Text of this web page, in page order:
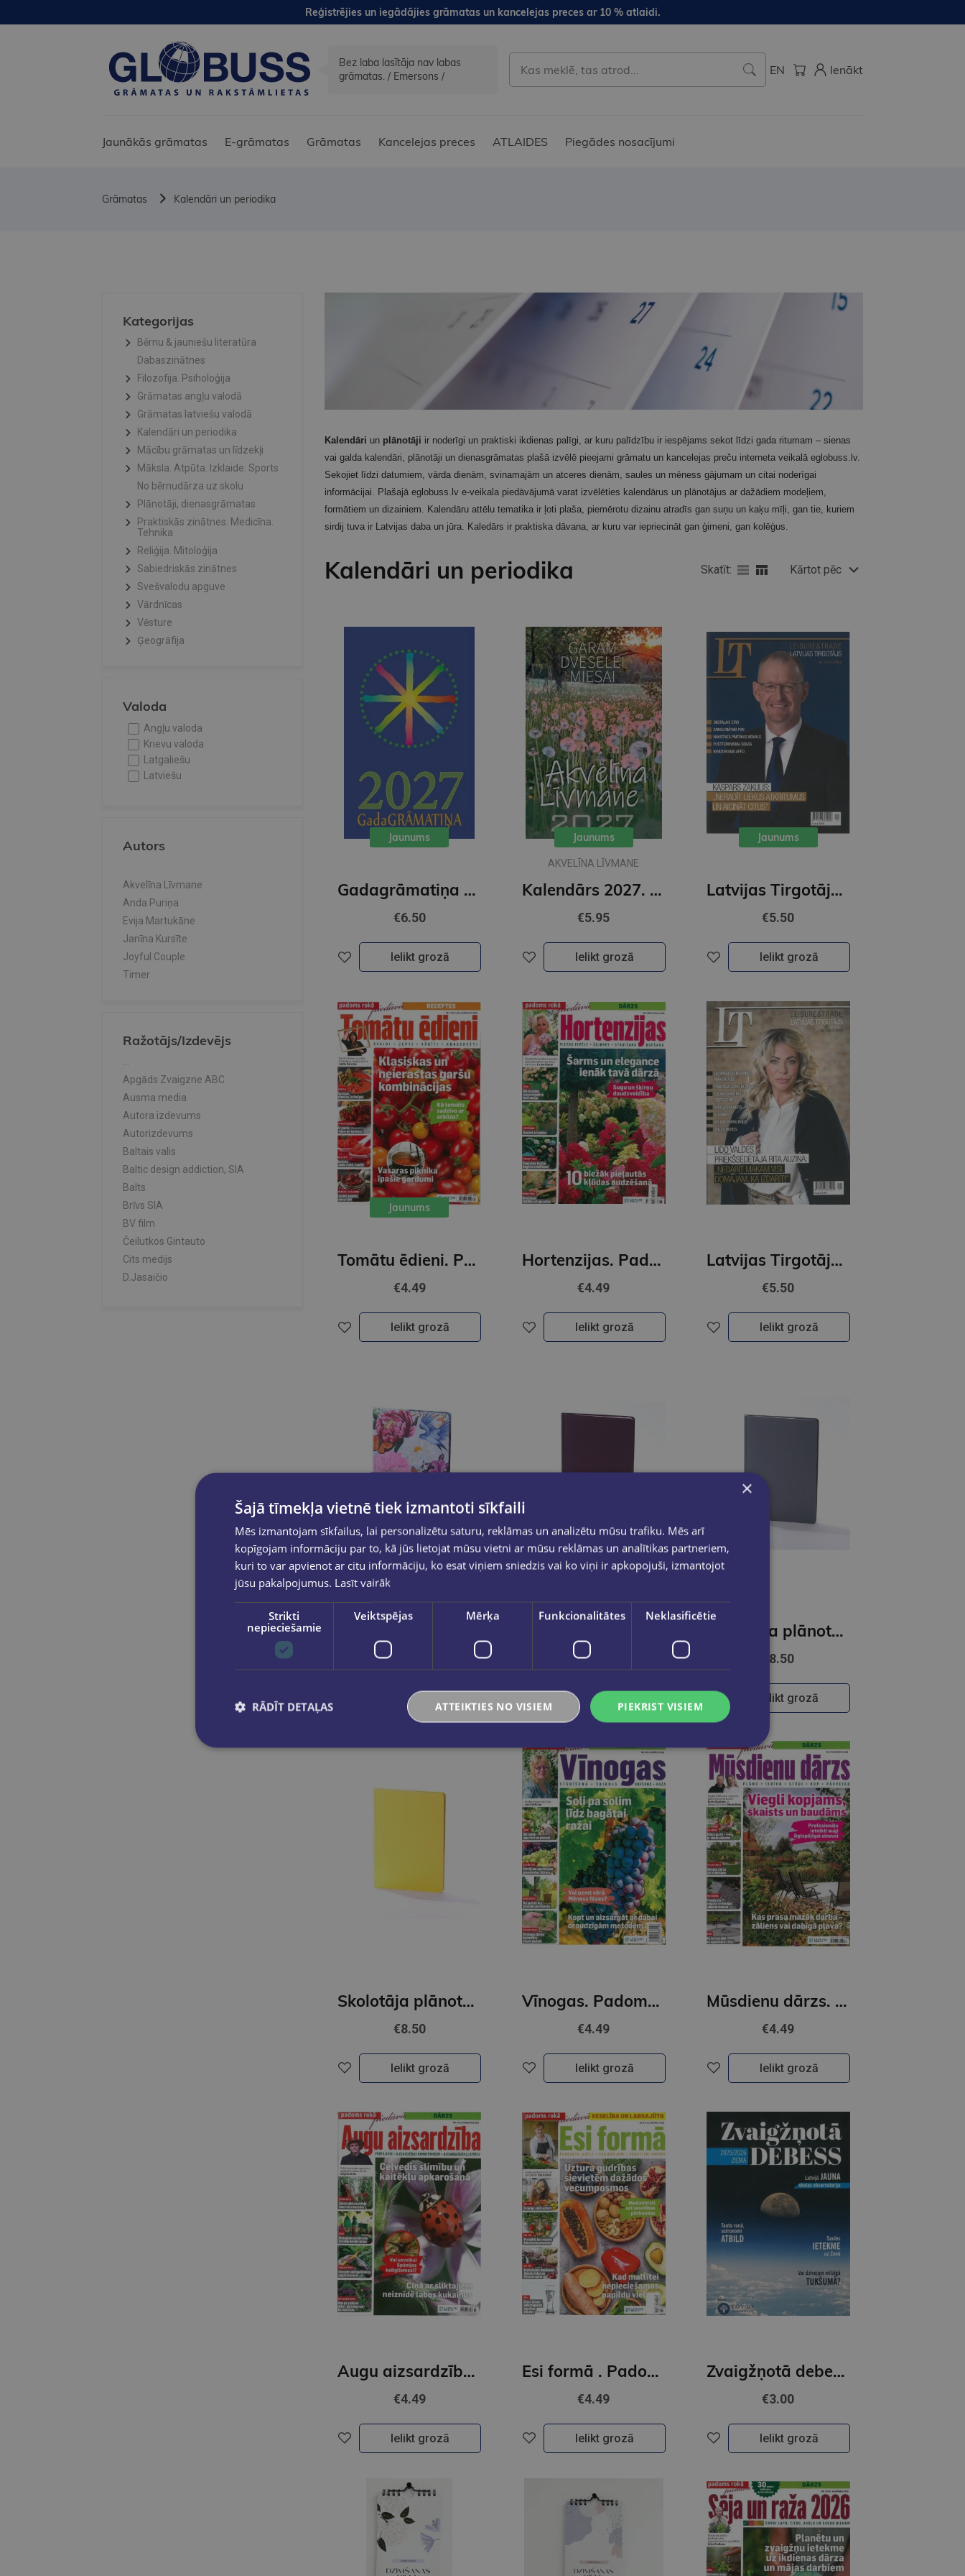
Reģistrējies un iegādājies grāmatas un kancelejas preces ar 10 % atlaidi.
Bez laba lasītāja nav labas
grāmatas. / Emersons /
EN Ienākt
Jaunākās grāmatas E-grāmatas Grāmatas Kancelejas preces ATLAIDES Piegādes nosacījumi
Grāmatas Kalendāri un periodika
Kategorijas
Bērnu & jauniešu literatūra
Dabaszinātnes
Filozofija. Psiholoģija
Grāmatas angļu valodā
Grāmatas latviešu valodā
Kalendāri un periodika
Mācību grāmatas un līdzekļi
Māksla. Atpūta. Izklaide. Sports
No bērnudārza uz skolu
Plānotāji, dienasgrāmatas
Praktiskās zinātnes. Medicīna.
Tehnika
Reliģija. Mitoloģija
Sabiedriskās zinātnes
Svešvalodu apguve
Vārdnīcas
Vēsture
Ģeogrāfija
Valoda
Angļu valoda
Krievu valoda
Latgaliešu
Latviešu
Autors
Akvelīna Līvmane
Anda Puriņa
Evija Martukāne
Janīna Kursīte
Joyful Couple
Timer
Ražotājs/Izdevējs
...
Apgāds Zvaigzne ABC
Ausma media
Autora izdevums
Autorizdevums
Baltais valis
Baltic design addiction, SIA
Balts
Brīvs SIA
BV film
Čeilutkos Gintauto
Cits medijs
D.Jasaičio
Latvijas Nacionālā bibliotēka
Latvijas Tirgotāju kamera
Kalendāri un plānotāji ir noderīgi un praktiski ikdienas palīgi, ar kuru palīdzību ir iespējams sekot līdzi gada ritumam – sienas
vai galda kalendāri, plānotāji un dienasgrāmatas plašā izvēlē pieejami grāmatu un kancelejas preču interneta veikalā eglobuss.lv.
Sekojiet līdzi datumiem, vārda dienām, svinamajām un atceres dienām, saules un mēness gājumam un citai noderīgai
informācijai. Plašajā eglobuss.lv e-veikala piedāvājumā varat izvēlēties kalendārus un plānotājus ar dažādiem modeļiem,
formātiem un dizainiem. Kalendāru attēlu tematika ir ļoti plaša, piemērotu dizainu atradīs gan suņu un kaķu mīļi, gan tie, kuriem
sirdij tuva ir Latvijas daba un jūra. Kaledārs ir praktiska dāvana, ar kuru var iepriecināt gan ģimeni, gan kolēģus.
Kalendāri un periodika Skatīt: Kārtot pēc
Jaunums
Gadagrāmatiņa 2027
€6.50
Ielikt grozā
Jaunums
AKVELĪNA LĪVMANE
Kalendārs 2027. Miesai, garam, dvēselei
€5.95
Ielikt grozā
Jaunums
Latvijas Tirgotājs 4/5/6 2026
€5.50
Ielikt grozā
Jaunums
Tomātu ēdieni. Padoms rokā
€4.49
Ielikt grozā
Hortenzijas. Padoms rokā
€4.49
Ielikt grozā
Latvijas Tirgotājs 1 2 3 2026
€5.50
Ielikt grozā
Ielikt grozā
€8.50
Ielikt grozā
Skolotāja plānotājs 2026/2027 Pieturpunkts ( pelēks)
€8.50
Ielikt grozā
Skolotāja plānotājs 2026/2027 Pieturpunkts ( dzeltena)
€8.50
Ielikt grozā
Vīnogas. Padoms rokā
€4.49
Ielikt grozā
Mūsdienu dārzs. Padoms rokā
€4.49
Ielikt grozā
Augu aizsardzība. Padoms rokā
€4.49
Ielikt grozā
Esi formā . Padoms rokā
€4.49
Ielikt grozā
Zvaigžņotā debess. Ziema 2026
€3.00
Ielikt grozā
×
Šajā tīmekļa vietnē tiek izmantoti sīkfaili
Mēs izmantojam sīkfailus, lai personalizētu saturu, reklāmas un analizētu mūsu trafiku. Mēs arī
kopīgojam informāciju par to, kā jūs lietojat mūsu vietni ar mūsu reklāmas un analītikas partneriem,
kuri to var apvienot ar citu informāciju, ko esat viņiem sniedzis vai ko viņi ir apkopojuši, izmantojot
jūsu pakalpojumus. Lasīt vairāk
Strikti
nepieciešamie
Veiktspējas Mērķa Funkcionalitātes Neklasificētie
PIEKRIST VISIEM
ATTEIKTIES NO VISIEM
RĀDĪT DETAĻAS